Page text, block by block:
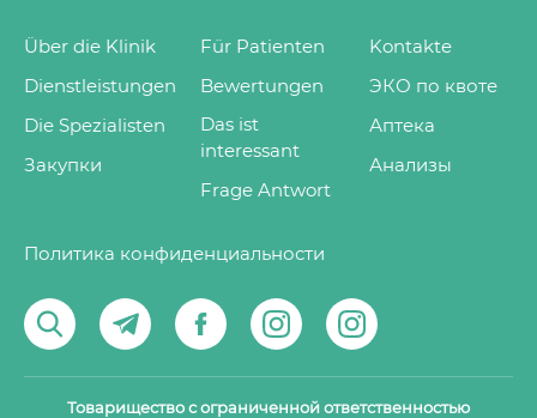
Über die Klinik
Dienstleistungen
Die Spezialisten
Закупки
Für Patienten
Bewertungen
Das ist
interessant
Frage Antwort
Kontakte
ЭКО по квоте
Аптека
Анализы
Политика конфиденциальности
Товарищество с ограниченной ответственностью